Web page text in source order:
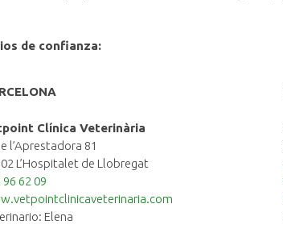
de confianza:
Clínica Veterinària
l’Aprestadora 81
L’Hospitalet de Llobregat
96 62 09
Elena